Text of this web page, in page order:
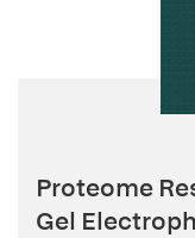
Proteome
Gel